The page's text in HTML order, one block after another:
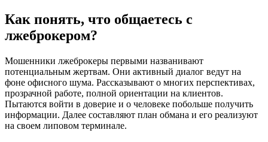
Как понять, что общаетесь с
лжеброкером?
Мошенники лжеброкеры первыми названивают
потенциальным жертвам. Они активный диалог ведут на
фоне офисного шума. Рассказывают о многих перспективах,
прозрачной работе, полной ориентации на клиентов.
Пытаются войти в доверие и о человеке побольше получить
информации. Далее составляют план обмана и его реализуют
на своем липовом терминале.